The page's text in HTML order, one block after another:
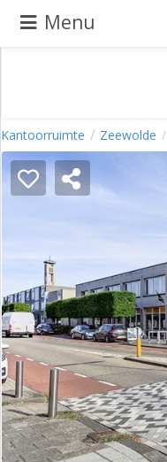
Menu
aanbieden
Pand
zoeken
Waarom
adverteren
Blog
Registreren
Login
Kantoorruimte Zeewolde